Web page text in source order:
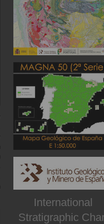
International
Stratigraphic